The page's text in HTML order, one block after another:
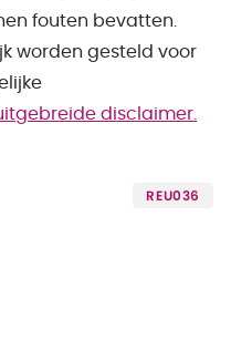
fouten bevatten.
worden gesteld voor
disclaimer.
REU036